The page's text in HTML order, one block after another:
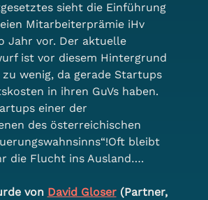
sieht die Einführung
Mitarbeiterprämie iHv
Jahr vor. Der aktuelle
ist vor diesem Hintergrund
wenig, da gerade Startups
in ihren GuVs haben.
einer der
des österreichischen
bleibt
die Flucht ins Ausland….
von David Gloser (Partner,